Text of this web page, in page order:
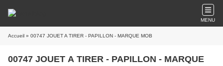
MENU
Accueil » 00747 JOUET A TIRER - PAPILLON - MARQUE MOB
00747 JOUET A TIRER - PAPILLON - MARQUE